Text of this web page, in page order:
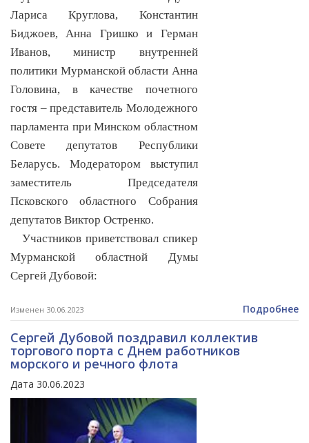
Лариса Круглова, Константин
Биджоев, Анна Гришко и Герман
Иванов, министр внутренней
политики Мурманской области Анна
Головина, в качестве почетного
гостя – представитель Молодежного
парламента при Минском областном
Совете депутатов Республики
Беларусь. Модератором выступил
заместитель Председателя
Псковского областного Собрания
депутатов Виктор Остренко.
Участников приветствовал спикер
Мурманской областной Думы
Сергей Дубовой:
Изменен 30.06.2023 Подробнее
Сергей Дубовой поздравил коллектив
торгового порта с Днем работников
морского и речного флота
Дата 30.06.2023